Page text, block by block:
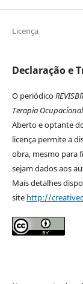
Licença
Declaração e
O periódico
Terapia Ocupacional
Aberto e optante
licença permite a
obra, mesmo para
sejam dados aos
Mais detalhes
site http://